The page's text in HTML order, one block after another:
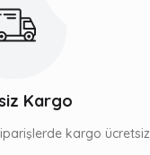
Kargo
kargo ücretsiz